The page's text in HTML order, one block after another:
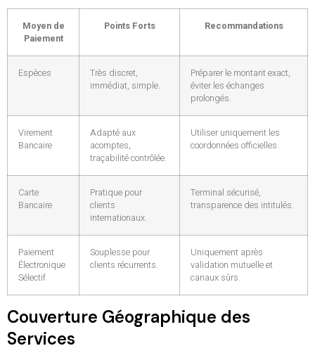
Moyen de
Paiement
Points Forts Recommandations
Espèces
Très discret,
immédiat, simple.
Préparer le montant exact,
éviter les échanges
prolongés.
Virement
Bancaire
Adapté aux
acomptes,
traçabilité contrôlée.
Utiliser uniquement les
coordonnées officielles.
Carte
Bancaire
Pratique pour
clients
internationaux.
Terminal sécurisé,
transparence des intitulés.
Paiement
Électronique
Sélectif
Souplesse pour
clients récurrents.
Uniquement après
validation mutuelle et
canaux sûrs.
Couverture Géographique des
Services